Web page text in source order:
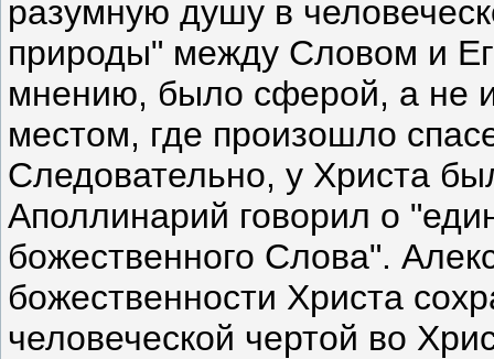
разумную душу в
природы" между Словом и
мнению, было сферой, а не
местом, где произошло
Следовательно, у Христа
Аполлинарий говорил о
божественного Слова".
божественности Христа
человеческой чертой во